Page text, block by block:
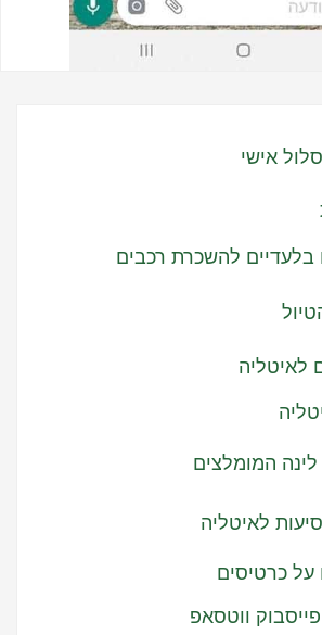
אישי
בלעדיים להשכרת רכבים
לאיטליה
המומלצים
לאיטליה
כרטיסים
ווטסאפ